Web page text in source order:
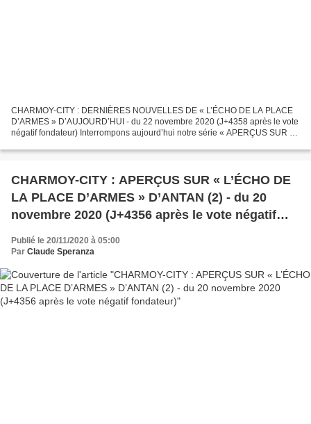
CHARMOY-CITY : DERNIÈRES NOUVELLES DE « L’ÉCHO DE LA PLACE
D’ARMES » D’AUJOURD’HUI - du 22 novembre 2020 (J+4358 après le vote
négatif fondateur) Interrompons aujourd’hui notre série « APERÇUS SUR «
CHARMOY-CITY : APERÇUS SUR « L’ÉCHO DE
LA PLACE D’ARMES » D’ANTAN (2) - du 20
novembre 2020 (J+4356 après le vote négatif
Publié le 20/11/2020 à 05:00
Par Claude Speranza